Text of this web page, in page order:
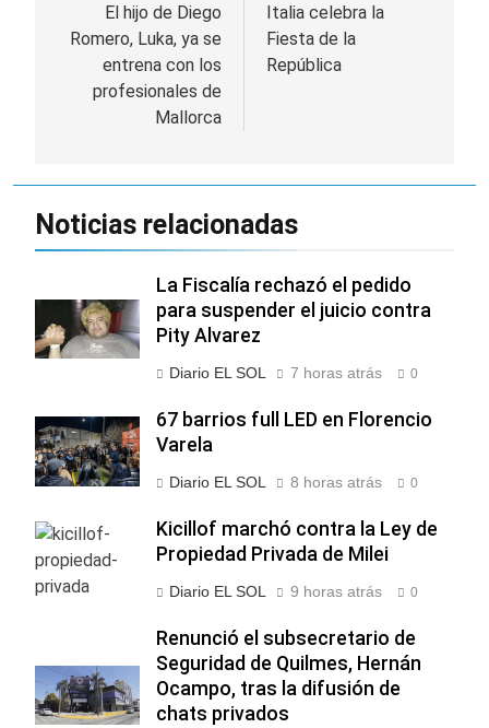
entradas
El hijo de Diego
Romero, Luka, ya se
entrena con los
profesionales de
Mallorca
Italia celebra la
Fiesta de la
República
Noticias relacionadas
La Fiscalía rechazó el pedido
para suspender el juicio contra
Pity Alvarez
Diario EL SOL 7 horas atrás 0
67 barrios full LED en Florencio
Varela
Diario EL SOL 8 horas atrás 0
Kicillof marchó contra la Ley de
Propiedad Privada de Milei
Diario EL SOL 9 horas atrás 0
Renunció el subsecretario de
Seguridad de Quilmes, Hernán
Ocampo, tras la difusión de
chats privados